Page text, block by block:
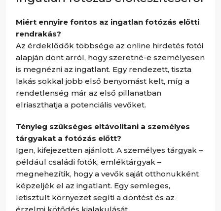
Miért ennyire fontos az ingatlan fotózás előtti
rendrakás?
Az érdeklődők többsége az online hirdetés fotói
alapján dönt arról, hogy szeretné-e személyesen
is megnézni az ingatlant. Egy rendezett, tiszta
lakás sokkal jobb első benyomást kelt, míg a
rendetlenség már az első pillanatban
elriaszthatja a potenciális vevőket.
Tényleg szükséges eltávolítani a személyes
tárgyakat a fotózás előtt?
Igen, kifejezetten ajánlott. A személyes tárgyak –
például családi fotók, emléktárgyak –
megnehezítik, hogy a vevők saját otthonukként
képzeljék el az ingatlant. Egy semleges,
letisztult környezet segíti a döntést és az